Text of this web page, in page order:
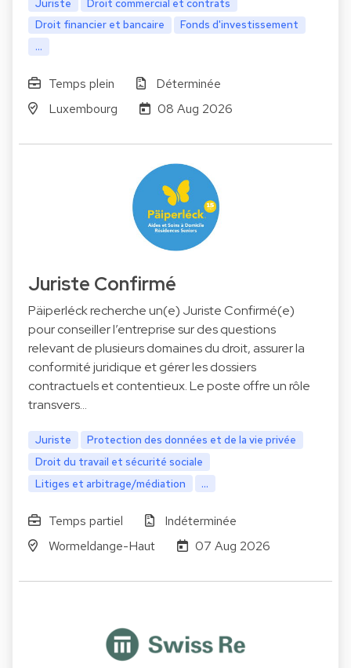
Droit financier et bancaire
Fonds d'investissement
...
Temps plein
Déterminée
Luxembourg
08 Aug 2026
Juriste Confirmé
Päiperléck recherche un(e) Juriste Confirmé(e)
pour conseiller l’entreprise sur des questions
relevant de plusieurs domaines du droit, assurer la
conformité juridique et gérer les dossiers
contractuels et contentieux. Le poste offre un rôle
transvers…
Juriste
Protection des données et de la vie privée
Droit du travail et sécurité sociale
Litiges et arbitrage/médiation
...
Temps partiel
Indéterminée
Wormeldange-Haut
07 Aug 2026